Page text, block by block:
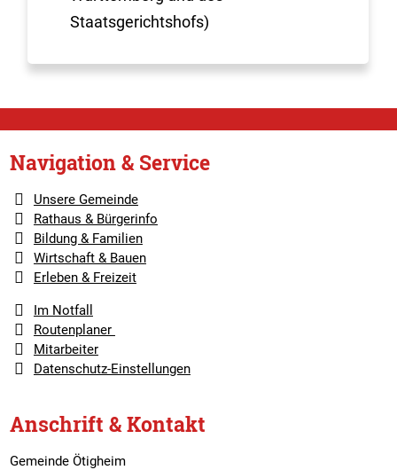
Staatsgerichtshofs)
Navigation & Service
Unsere Gemeinde
Rathaus & Bürgerinfo
Bildung & Familien
Wirtschaft & Bauen
Erleben & Freizeit
Im Notfall
Routenplaner
Mitarbeiter
Datenschutz-Einstellungen
Anschrift & Kontakt
Gemeinde Ötigheim